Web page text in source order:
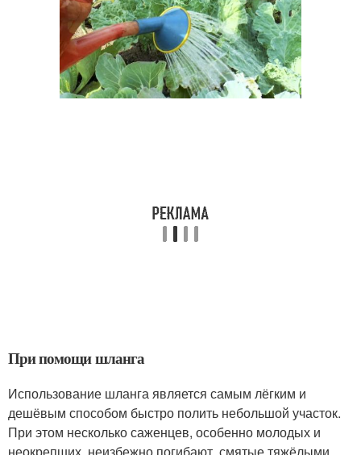
При помощи шланга
Использование шланга является самым лёгким и
дешёвым способом быстро полить небольшой участок.
При этом несколько саженцев, особенно молодых и